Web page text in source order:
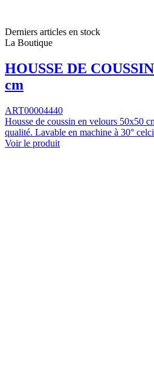
Derniers articles en stock
La Boutique
HOUSSE DE
cm
ART00004440
Housse de coussin en velours 50x50
qualité. Lavable en machine à 30°
Voir le produit